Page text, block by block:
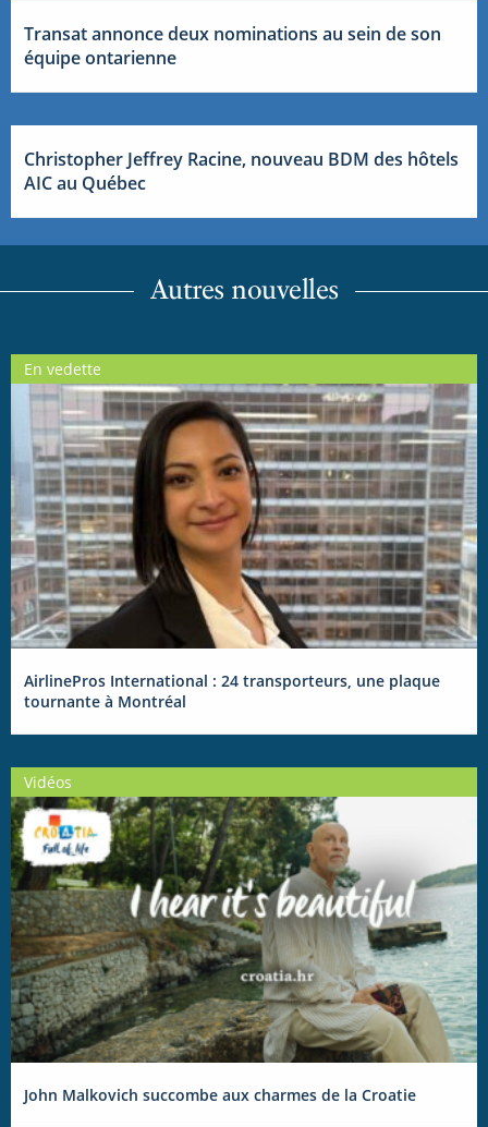
Transat annonce deux nominations au sein de son
équipe ontarienne
Christopher Jeffrey Racine, nouveau BDM des hôtels
AIC au Québec
Autres nouvelles
En vedette
AirlinePros International : 24 transporteurs, une plaque
tournante à Montréal
Vidéos
John Malkovich succombe aux charmes de la Croatie